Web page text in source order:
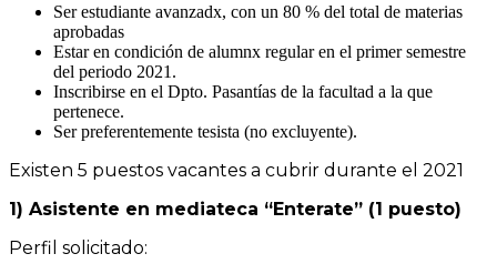
Ser estudiante avanzadx, con un 80 % del total de materias
aprobadas
Estar en condición de alumnx regular en el primer semestre
del periodo 2021.
Inscribirse en el Dpto. Pasantías de la facultad a la que
pertenece.
Ser preferentemente tesista (no excluyente).
Existen 5 puestos vacantes a cubrir durante el 2021
1) Asistente en mediateca “Enterate” (1 puesto)
Perfil solicitado: